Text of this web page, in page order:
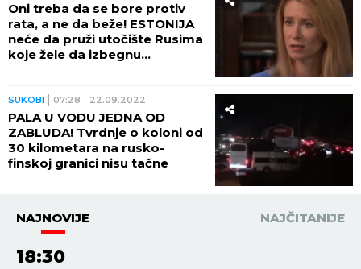
Oni treba da se bore protiv
rata, a ne da beže! ESTONIJA
neće da pruži utočište Rusima
koje žele da izbegnu
SUKOBI 07:28 22.09.2022
PALA U VODU JEDNA OD
ZABLUDA! Tvrdnje o koloni od
30 kilometara na rusko-
finskoj granici nisu tačne
NAJNOVIJE NAJČITANIJE
18:30